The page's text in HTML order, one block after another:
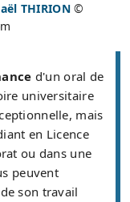
THIRION©
d'un oral de
universitaire
mais
en Licence
ou dans une
peuvent
son travail